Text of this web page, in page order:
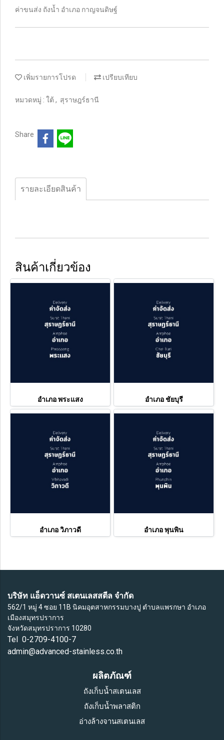
ค่าขนส่ง ถังน้ำ อำเภอ กาญจนดิษฐ์
เพิ่มรายการโปรด เปรียบเทียบ
หมวดหมู่ : ใต้ , สุราษฎร์ธานี
Share
รายละเอียดสินค้า
สินค้าเกี่ยวข้อง
อำเภอ พระแสง อำเภอ ชัยบุรี
อำเภอ วิภาวดี อำเภอ พุนพิน
บริษัท แอ็ดวานซ์ สเตนเลสสตีล จำกัด
562/1 หมู่ 4 ซอย 11B นิคมอุตสาหกรรมบางปู ตำบลแพรกษา อำเภอ
เมืองสมุทรปราการ
จังหวัดสมุทรปราการ 10280
Tel 0-2709-4100-7
admin@advanced-stainless.co.th
ผลิตภัณฑ์
ถังเก็บน้ำสเตนเลส
ถังเก็บน้ำพลาสติก
อ่างล้างจานสเตนเลส